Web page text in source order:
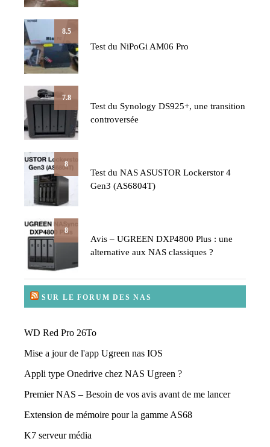
8.5
Test du NiPoGi AM06 Pro
7.8
Test du Synology DS925+, une transition
controversée
8
Test du NAS ASUSTOR Lockerstor 4
Gen3 (AS6804T)
8
Avis – UGREEN DXP4800 Plus : une
alternative aux NAS classiques ?
SUR LE FORUM DES NAS
WD Red Pro 26To
Mise a jour de l'app Ugreen nas IOS
Appli type Onedrive chez NAS Ugreen ?
Premier NAS – Besoin de vos avis avant de me lancer
Extension de mémoire pour la gamme AS68
K7 serveur média